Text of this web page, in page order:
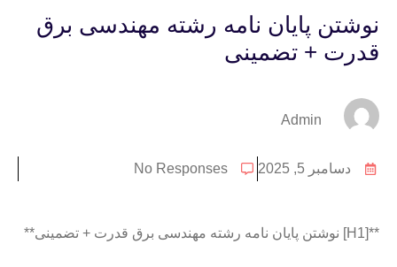
نوشتن پایان نامه رشته مهندسی برق
قدرت + تضمینی
Admin
دسامبر 5, 2025 No Responses
**[H1] نوشتن پایان نامه رشته مهندسی برق قدرت + تضمینی**